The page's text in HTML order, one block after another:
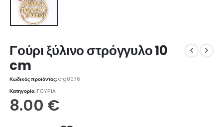
Γούρι ξύλινο στρόγγυλο 10
cm
Κωδικός προϊόντος:crg0076
Κατηγορία:ΓΟΥΡΙΑ
8.00 €